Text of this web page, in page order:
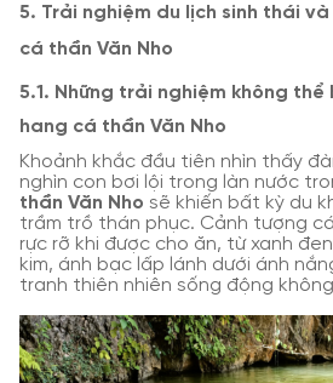
5. Trải nghiệm du lịch sinh thái
cá thần Văn Nho
5.1. Những trải nghiệm không
hang cá thần Văn Nho
Khoảnh khắc đầu tiên nhìn thấy
nghìn con bơi lội trong làn nước
thần Văn Nho sẽ khiến bất kỳ du
trầm trồ thán phục. Cảnh tượng
rực rỡ khi được cho ăn, từ xanh
kim, ánh bạc lấp lánh dưới ánh
tranh thiên nhiên sống động